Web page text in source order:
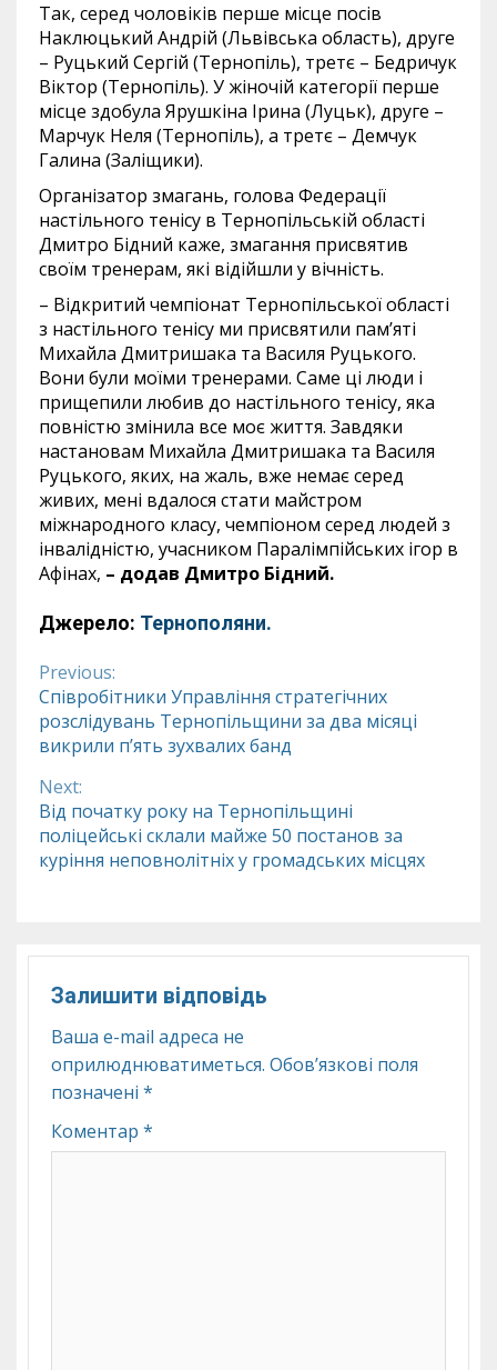
Так, серед чоловіків перше місце посів
Наклюцький Андрій (Львівська область), друге
– Руцький Сергій (Тернопіль), третє – Бедричук
Віктор (Тернопіль). У жіночій категорії перше
місце здобула Ярушкіна Ірина (Луцьк), друге –
Марчук Неля (Тернопіль), а третє – Демчук
Галина (Заліщики).
Організатор змагань, голова Федерації
настільного тенісу в Тернопільській області
Дмитро Бідний каже, змагання присвятив
своїм тренерам, які відійшли у вічність.
– Відкритий чемпіонат Тернопільської області
з настільного тенісу ми присвятили пам’яті
Михайла Дмитришака та Василя Руцького.
Вони були моїми тренерами. Саме ці люди і
прищепили любив до настільного тенісу, яка
повністю змінила все моє життя. Завдяки
настановам Михайла Дмитришака та Василя
Руцького, яких, на жаль, вже немає серед
живих, мені вдалося стати майстром
міжнародного класу, чемпіоном серед людей з
інвалідністю, учасником Паралімпійських ігор в
Афінах, – додав Дмитро Бідний.
Джерело: Тернополяни.
Continue
Reading
Previous:
Співробітники Управління стратегічних
розслідувань Тернопільщини за два місяці
викрили п’ять зухвалих банд
Next:
Від початку року на Тернопільщині
поліцейські склали майже 50 постанов за
куріння неповнолітніх у громадських місцях
Залишити відповідь
Ваша e-mail адреса не
оприлюднюватиметься. Обов’язкові поля
позначені *
Коментар *